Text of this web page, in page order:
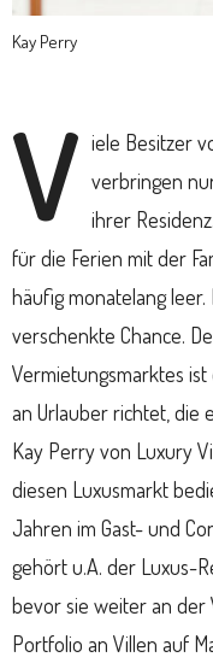
Kay Perry
V iele Besitzer
verbringen
ihrer
für die Ferien mit der
häufig monatelang leer.
verschenkte Chance.
Vermietungsmarktes ist
an Urlauber richtet, die
Kay Perry von Luxury
diesen Luxusmarkt
Jahren im Gast- und
gehört u.A. der Luxus-
bevor sie weiter an der
Portfolio an Villen auf